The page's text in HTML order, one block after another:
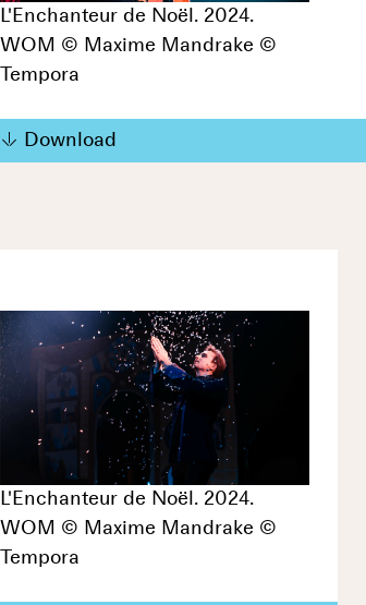
L'Enchanteur de Noël. 2024.
WOM © Maxime Mandrake ©
Tempora
Download
L'Enchanteur de Noël. 2024.
WOM © Maxime Mandrake ©
Tempora